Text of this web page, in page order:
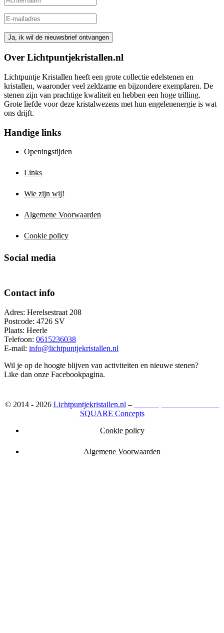
Over Lichtpuntjekristallen.nl
Lichtpuntje Kristallen heeft een grote collectie edelstenen en
kristallen, waaronder veel zeldzame en bijzondere exemplaren. De
stenen zijn van prachtige kwaliteit en hebben een hoge trilling.
Grote liefde voor deze kristalwezens met hun engelenenergie is wat
ons drijft.
Handige links
Openingstijden
Links
Wie zijn wij!
Algemene Voorwaarden
Cookie policy
Social media
Contact info
Adres: Herelsestraat 208
Postcode: 4726 SV
Plaats: Heerle
Telefoon: 0615236038
E-mail: info@lichtpuntjekristallen.nl
Wil je op de hoogte blijven van activiteiten en nieuwe stenen?
Like dan onze Facebookpagina.
© 2014 - 2026 Lichtpuntjekristallen.nl –
SQUARE Concepts
Cookie policy
Algemene Voorwaarden